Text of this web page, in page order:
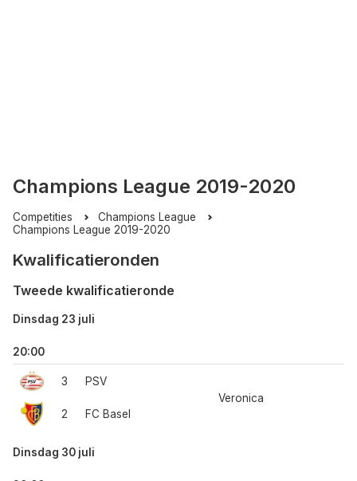
Champions League 2019-2020
Competities
Champions League
Champions League 2019-2020
Kwalificatieronden
Tweede kwalificatieronde
Dinsdag 23 juli
20:00
3
2
PSV
FC Basel
Veronica
Dinsdag 30 juli